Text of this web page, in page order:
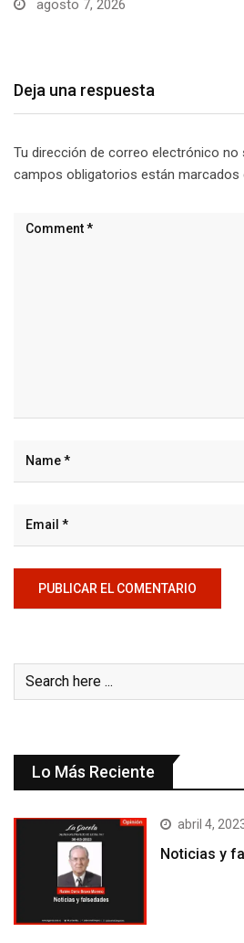
Deja una respuesta
Tu dirección de correo electrónico no
campos obligatorios están marcados
Lo Más Reciente
abril 4,
Noticias y